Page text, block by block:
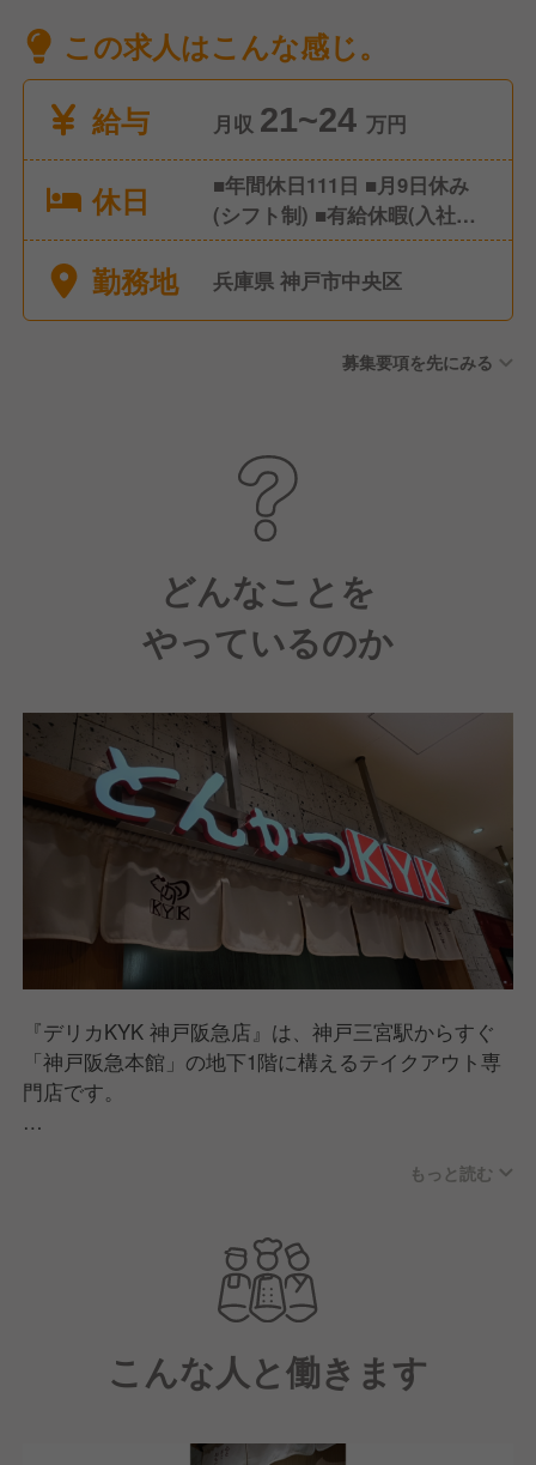
この求人はこんな感じ。
給与
月収 21~24 万円
休日
■年間休日111日 ■月9日休み
(シフト制) ■有給休暇(入社半
年経過後に付与) ■慶弔休暇 ■
産前産後休暇※実績あり ■育児
勤務地 兵庫県 神戸市中央区
募集要項を先にみる
どんなことを
やっているのか
『デリカKYK 神戸阪急店』は、神戸三宮駅からすぐ
「神戸阪急本館」の地下1階に構えるテイクアウト専
門店です。
んかつKYK」のお持ち帰り専門店として、自慢の美味
ご注文いただいてから調理をおこない、出来立て・揚
げたての味わいをご家庭にお届けています。
神戸阪急に位置し、神戸三宮駅含め周辺の駅からのア
クセスも非常にいいので、多くのお客様にご利用いた
もっと読む
こんな人と働きます